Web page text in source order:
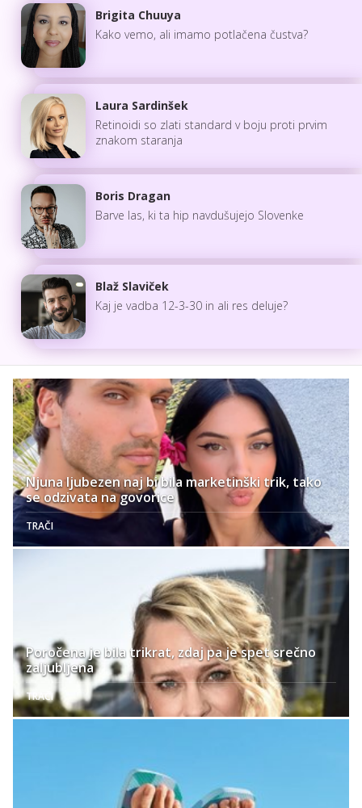
Brigita Chuuya
Kako vemo, ali imamo potlačena čustva?
Laura Sardinšek
Retinoidi so zlati standard v boju proti prvim
znakom staranja
Boris Dragan
Barve las, ki ta hip navdušujejo Slovenke
Blaž Slaviček
Kaj je vadba 12-3-30 in ali res deluje?
Njuna ljubezen naj bi bila marketinški trik, tako
se odzivata na govorice
TRAČI
Poročena je bila trikrat, zdaj pa je spet srečno
zaljubljena
TRAČI